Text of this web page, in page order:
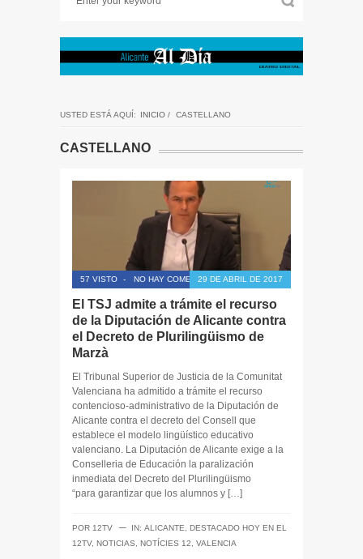
USTED ESTÁ AQUÍ: INICIO / CASTELLANO
CASTELLANO
57 VISTO - NO HAY COMENTARIOS29 DE ABRIL DE 2017
El TSJ admite a trámite el recurso
de la Diputación de Alicante contra
el Decreto de Plurilingüismo de
Marzà
El Tribunal Superior de Justicia de la Comunitat
Valenciana ha admitido a trámite el recurso
contencioso-administrativo de la Diputación de
Alicante contra el decreto del Consell que
establece el modelo lingüístico educativo
valenciano. La Diputación de Alicante exige a la
Conselleria de Educación la paralización
inmediata del Decreto del Plurilingüismo
“para garantizar que los alumnos y […]
POR 12TV ─ IN: ALICANTE, DESTACADO HOY EN EL
12TV, NOTICIAS, NOTÍCIES 12, VALENCIA